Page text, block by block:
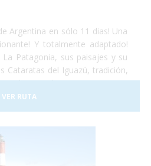
Argentina en sólo 11 dias! Una
Y totalmente adaptado!
Patagonia, sus paisajes y su
Cataratas del Iguazú, tradición,
todo se conjuga para
inolvidable! Anímate a
país. Nosotros te llevamos!
VER RUTA